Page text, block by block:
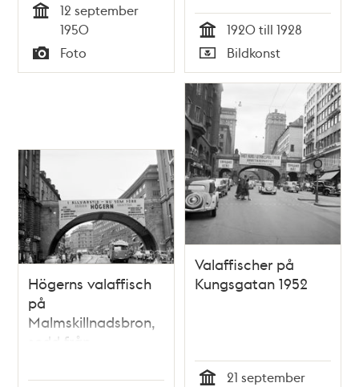
12 september
1950
Typ
Foto Tid
1920 till 1928
Typ
Bildkonst
Högerns valaffisch
på
Malmskillnadsbron,
sedd från
Valaffischer på
Kungsgatan 1952
21 september